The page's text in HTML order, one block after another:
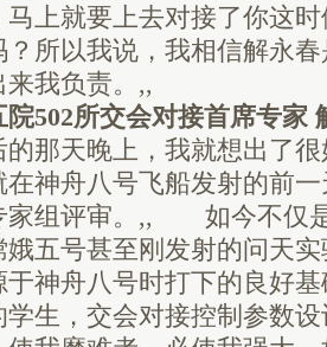
马上就要上去对接了你这
？所以我说，我相信解永
来我负责。,,
502所交会对接首席专家
的那天晚上，我就想出
在神舟八号飞船发射的前
家组评审。,, 如今不仅
五号甚至刚发射的问天
神舟八号时打下的良好
学生，交会对接控制参数